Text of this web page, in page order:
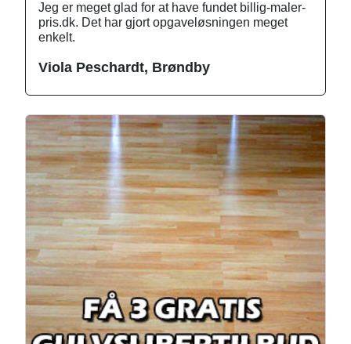
Jeg er meget glad for at have fundet billig-maler-
pris.dk. Det har gjort opgaveløsningen meget
enkelt.
Viola Peschardt, Brøndby